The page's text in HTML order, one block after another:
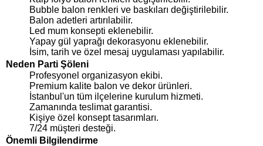
Bubble balon renkleri ve baskıları değiştirilebilir.
Balon adetleri artırılabilir.
Led mum konsepti eklenebilir.
Yapay gül yaprağı dekorasyonu eklenebilir.
İsim, tarih ve özel mesaj uygulaması yapılabilir.
Neden Parti Şöleni
Profesyonel organizasyon ekibi.
Premium kalite balon ve dekor ürünleri.
İstanbul'un tüm ilçelerine kurulum hizmeti.
Zamanında teslimat garantisi.
Kişiye özel konsept tasarımları.
7/24 müşteri desteği.
Önemli Bilgilendirme